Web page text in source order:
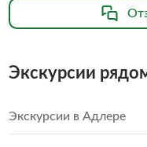
Экскурсии
Экскурсии в Адлере